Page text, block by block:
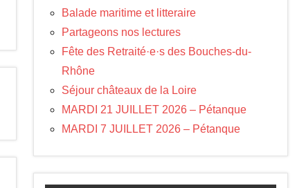
Balade maritime et litteraire
Partageons nos lectures
Fête des Retraité·e·s des Bouches-du-
Rhône
Séjour châteaux de la Loire
MARDI 21 JUILLET 2026 – Pétanque
MARDI 7 JUILLET 2026 – Pétanque